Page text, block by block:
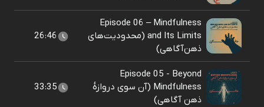
Episode 06 – Mindfulness
and Its Limits (محدودیت‌های
ذهن‌آگاهی)
26:46
Episode 05 - Beyond
Mindfulness (آن سوی دروازهٔ
ذهن آگاهی)
33:35